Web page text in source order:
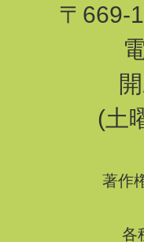
〒669-
(土
著作
各